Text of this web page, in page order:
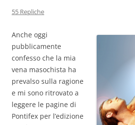
55 Repliche
Anche oggi
pubblicamente
confesso che la mia
vena masochista ha
prevalso sulla ragione
e mi sono ritrovato a
leggere le pagine di
Pontifex per l’edizione